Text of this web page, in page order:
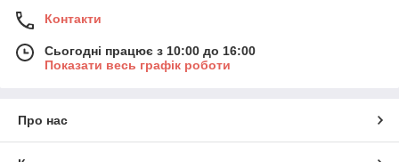
Контакти
Сьогодні працює з 10:00 до 16:00
Показати весь графік роботи
Про нас